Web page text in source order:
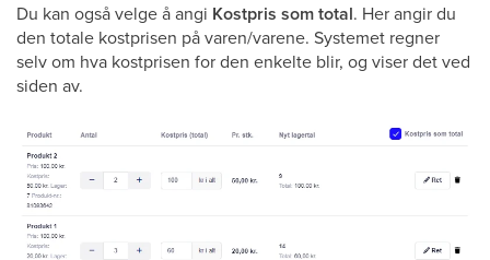
Du kan også velge å angi Kostpris som total. Her angir du
den totale kostprisen på varen/varene. Systemet regner
selv om hva kostprisen for den enkelte blir, og viser det ved
siden av.